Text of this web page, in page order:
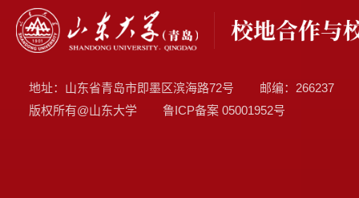
地址：山东省青岛市即墨区滨海路72号
邮编：266237
版权所有@山东大学
鲁ICP备案 05001952号